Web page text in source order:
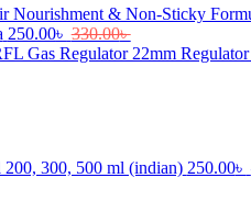
250.00৳ 330.00৳
Gas Regulator 22mm
300, 500 ml (indian) 250.00৳